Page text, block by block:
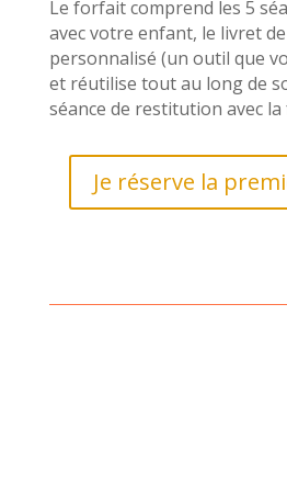
Le forfait comprend les 5
avec votre enfant, le livret
personnalisé (un outil que
et réutilise tout au long de
séance de restitution avec la
Je réserve la